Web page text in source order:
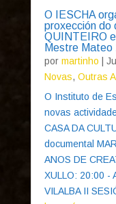
O IESCHA
proxección do
QUINTEIRO
Mestre Mateo
por martinho
Novas, Outras
O Instituto de
novas
CASA DA
documental
ANOS DE
XULLO: 20:00 -
VILALBA II